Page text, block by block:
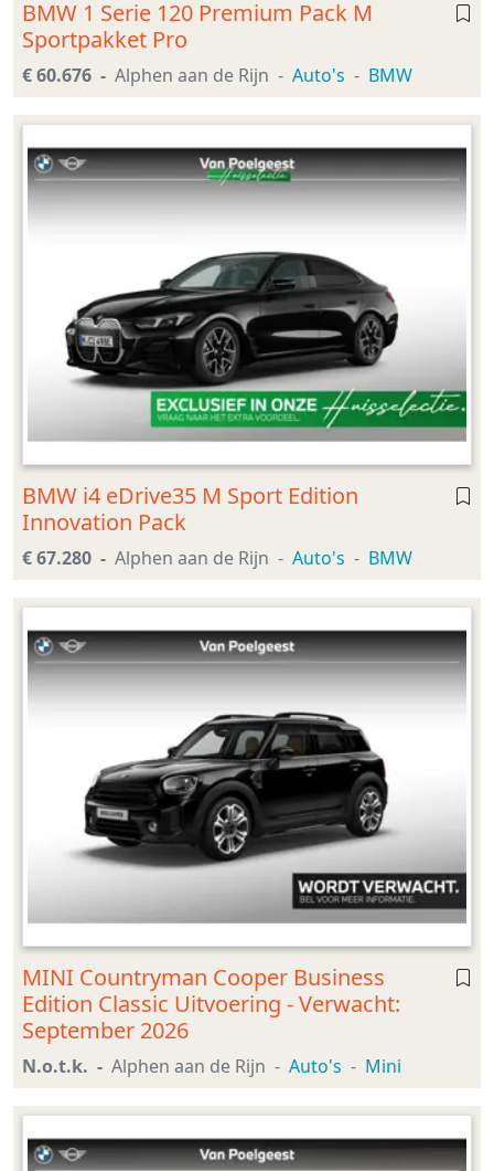
BMW 1 Serie 120 Premium Pack M
Sportpakket Pro
€ 60.676 Alphen aan de Rijn Auto's BMW
BMW i4 eDrive35 M Sport Edition
Innovation Pack
€ 67.280 Alphen aan de Rijn Auto's BMW
MINI Countryman Cooper Business
Edition Classic Uitvoering - Verwacht:
September 2026
N.o.t.k. Alphen aan de Rijn Auto's Mini